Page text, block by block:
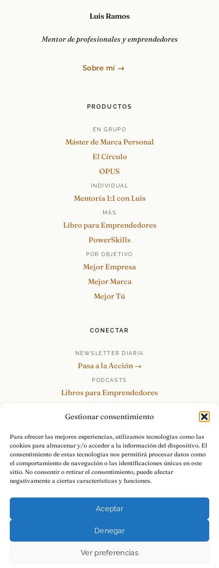
Gestionar consentimiento
Para ofrecer las mejores experiencias, utilizamos tecnologías como las
cookies para almacenar y/o acceder a la información del dispositivo. El
consentimiento de estas tecnologías nos permitirá procesar datos como
el comportamiento de navegación o las identificaciones únicas en este
sitio. No consentir o retirar el consentimiento, puede afectar
negativamente a ciertas características y funciones.
Aceptar
Denegar
Ver preferencias
Luis Ramos
Mentor de profesionales y emprendedores
Sobre mí →
PRODUCTOS
EN GRUPO
Máster de Marca Personal
El Círculo
OPUS
INDIVIDUAL
Mentoría 1:1 con Luis
MÁS
Libro para Emprendedores
PowerSkills
POR OBJETIVO
Mejor Empresa
Mejor Marca
Mejor Tú
CONECTAR
NEWSLETTER DIARIA
Pasa a la Acción →
PODCASTS
Libros para Emprendedores
re:Invéntate / PowerSkills
MENTOR360
HABLAMOS
Contacto y consultas →
Aviso LegalPrivacidad
Pasa a la Acción.